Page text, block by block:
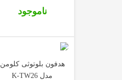
ناموجود
هدفون بلوتوثی کلومن
مدل K-TW26